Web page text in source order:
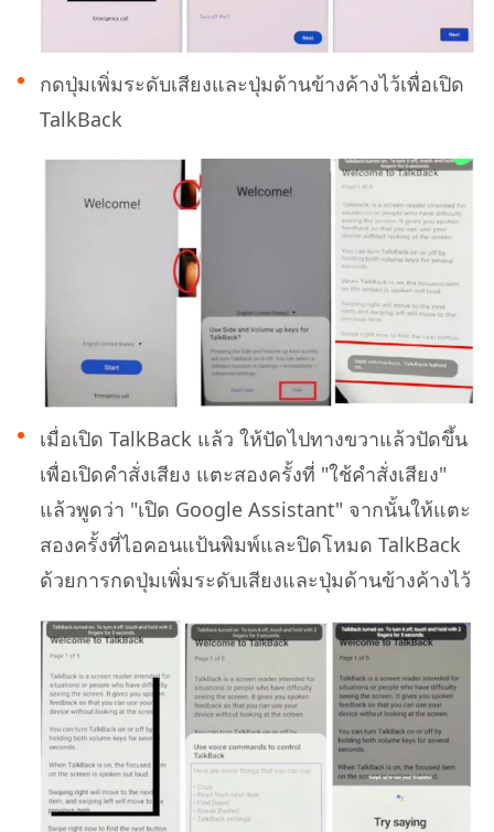
กดปุ่มเพิ่มระดับเสียงและปุ่มด้านข้างค้างไว้เพื่อเปิด
TalkBack
เมื่อเปิด TalkBack แล้ว ให้ปัดไปทางขวาแล้วปัดขึ้น
เพื่อเปิดคำสั่งเสียง แตะสองครั้งที่ "ใช้คำสั่งเสียง"
แล้วพูดว่า "เปิด Google Assistant" จากนั้นให้แตะ
สองครั้งที่ไอคอนแป้นพิมพ์และปิดโหมด TalkBack
ด้วยการกดปุ่มเพิ่มระดับเสียงและปุ่มด้านข้างค้างไว้